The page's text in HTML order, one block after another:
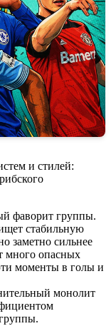
и стилей:
фаворит группы.
стабильную
заметно сильнее
много опасных
моменты в голы и
монолит